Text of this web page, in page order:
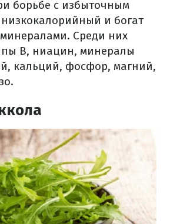
борьбе с избыточным
и богат
Среди них
В, ниацин, минералы
кальций, фосфор, магний,